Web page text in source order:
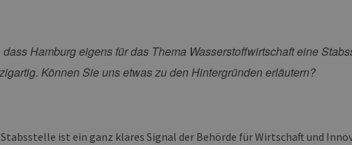
Hamburg eigens für das Thema Wasserstoffwirtschaft eine
Können Sie uns etwas zu den Hintergründen erläutern?
ist ein ganz klares Signal der Behörde für Wirtschaft und